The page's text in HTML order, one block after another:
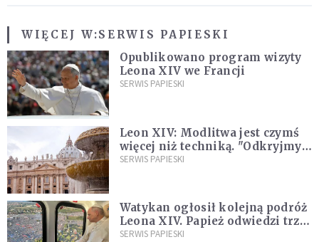
WIĘCEJ W:SERWIS PAPIESKI
Opublikowano program wizyty
Leona XIV we Francji
SERWIS PAPIESKI
Leon XIV: Modlitwa jest czymś
więcej niż techniką. "Odkryjmy
ją na nowo"
SERWIS PAPIESKI
Watykan ogłosił kolejną podróż
Leona XIV. Papież odwiedzi trzy
kraje Ameryki Południowej
SERWIS PAPIESKI